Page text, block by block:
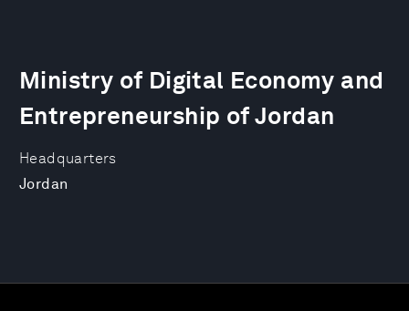
Headquarters
Jordan
Ministry of Digital Economy and
Entrepreneurship of Jordan